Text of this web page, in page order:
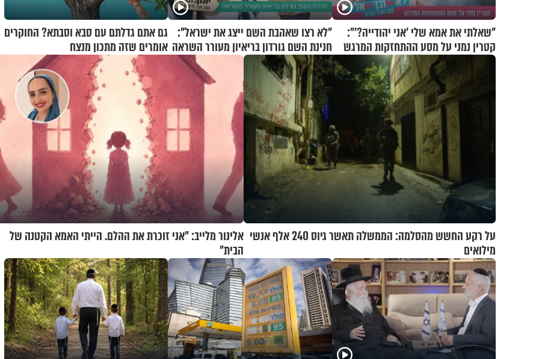
"שאלתי את אמא שלי 'אני יהודייה?'":
קטרין נמני על מסע ההתחזקות המרגש
"לא רצו שאהבת השם ייצג את ישראל":
חנינת השם גורדון בריאיון מעורר השראה
גם אתם גדלתם עם סבא וסבתא? החוקרים
אומרים שזה מתכון מנצח
על רקע החשש מהסלמה: הממשלה תאשר גיוס 240 אלף אנשי
מילואים
אלינור מלייב: "אני זוכרת את ההלם. הייתי האמא הקטנה של
הבית"